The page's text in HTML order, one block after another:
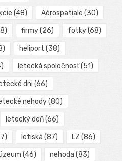
(48) Aérospatiale (30)
firmy(26) fotky(68)
heliport (38)
letecká spoločnosť(51)
dni (66)
nehody(80)
letecký deň(66)
letiská (87) LZ (86)
(46) nehoda (83)